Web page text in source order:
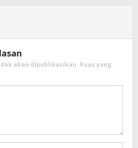
akan dipublikasikan. Ruas yang